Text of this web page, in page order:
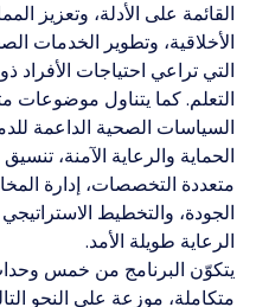
القائمة على الأدلة، وتعزيز
الأخلاقية، وتطوير الخدمات
التي تراعي احتياجات الأفراد
التعلم. كما يتناول موضوعات
السياسات الصحية الداعمة
الحماية والرعاية الآمنة،
متعددة التخصصات، إدارة
الجودة، والتخطيط
الرعاية طويلة الأمد.
يتكوّن البرنامج من خمس
متكاملة، موزعة على النحو